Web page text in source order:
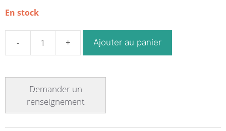
En stock
quantité
cuisine
position
amovible
Ajouter au panier